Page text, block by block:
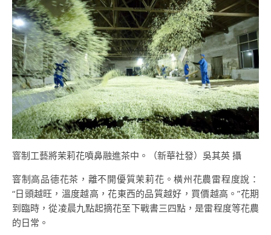
窨制工藝將茉莉花噴鼻融進茶中。（新華社發）吳其英 攝
窨制高品德花茶，離不開優質茉莉花。橫州花農雷程度說：
“日頭越旺，溫度越高，花東西的品質越好，買價越高。”花期
到臨時，從凌晨九點起摘花至下戰書三四點，是雷程度等花農
的日常。